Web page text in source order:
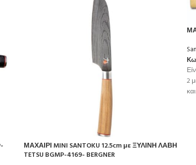
ΜΑΧΑΙΡΙ MINI SANTOKU 12.5cm με ΞΥΛΙΝΗ ΛΑΒΗ
TETSU BGMP-4169- BERGNER
2